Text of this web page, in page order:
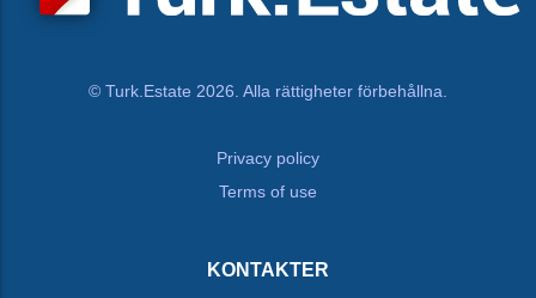
© Turk.Estate 2026. Alla rättigheter förbehållna.
Privacy policy
Terms of use
KONTAKTER